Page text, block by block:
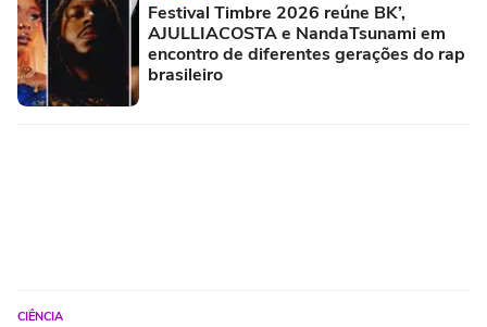
Festival Timbre 2026 reúne BK’,
AJULLIACOSTA e NandaTsunami em
encontro de diferentes gerações do rap
brasileiro
CIÊNCIA